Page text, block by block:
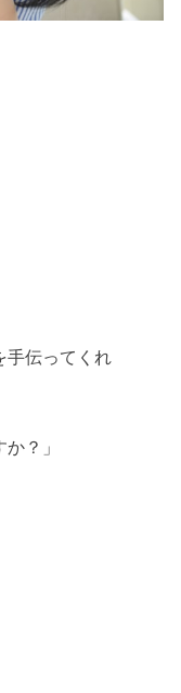
手伝ってくれ
？」